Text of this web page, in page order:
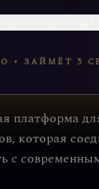
• ЗАЙМЁТ 5
платформа
которая
с